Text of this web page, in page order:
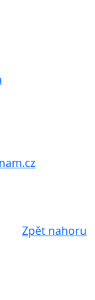
Zpět nahoru